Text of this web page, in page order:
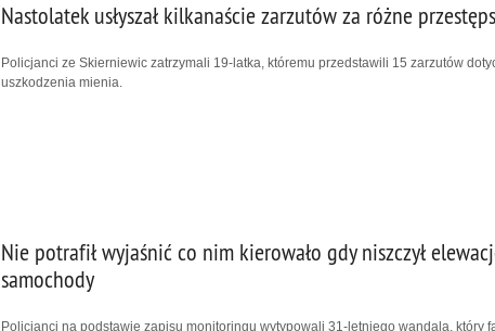
Nastolatek usłyszał kilkanaście zarzutów za różne
Policjanci ze Skierniewic zatrzymali 19-latka, któremu przedstawili 15 zarzutów
uszkodzenia mienia.
Nie potrafił wyjaśnić co nim kierowało gdy niszczył
samochody
Policjanci na podstawie zapisu monitoringu wytypowali 31-letniego wandala, który